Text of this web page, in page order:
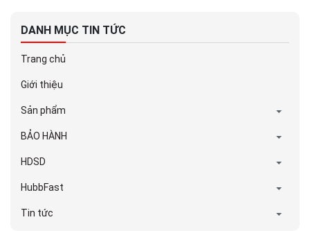
DANH MỤC TIN TỨC
Trang chủ
Giới thiệu
Sản phẩm
BẢO HÀNH
HDSD
HubbFast
Tin tức